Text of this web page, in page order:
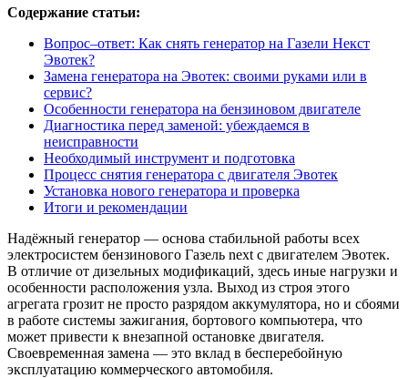
Содержание статьи:
Вопрос–ответ: Как снять генератор на Газели Некст
Эвотек?
Замена генератора на Эвотек: своими руками или в
сервис?
Особенности генератора на бензиновом двигателе
Диагностика перед заменой: убеждаемся в
неисправности
Необходимый инструмент и подготовка
Процесс снятия генератора с двигателя Эвотек
Установка нового генератора и проверка
Итоги и рекомендации
Надёжный генератор — основа стабильной работы всех
электросистем бензинового Газель next с двигателем Эвотек.
В отличие от дизельных модификаций, здесь иные нагрузки и
особенности расположения узла. Выход из строя этого
агрегата грозит не просто разрядом аккумулятора, но и сбоями
в работе системы зажигания, бортового компьютера, что
может привести к внезапной остановке двигателя.
Своевременная замена — это вклад в бесперебойную
эксплуатацию коммерческого автомобиля.